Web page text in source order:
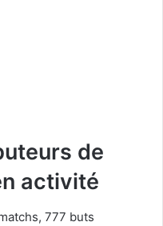
de
activité
777 buts